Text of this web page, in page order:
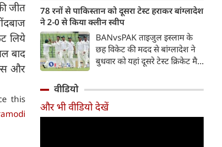
जीत
लिये
बाद
और
this
जिसमें युवा ऑलराउंडर माधव तिवारी
सबसे बड़े आकर्षण के रूप में
उभरकर सामने आए हैं। इंडियन
प्रीमियर लीग में दिल्ली कैपिटल्स का
हिस्सा रहे माधव तिवारी इस समय
मध्य प्रदेश के सबसे चर्चित युवा
78 रनों से पाकिस्तान को दूसरा टेस्ट हराकर बांग्लादेश
ने 2-0 से किया क्लीन स्वीप
BANvsPAK ताइजुल इस्लाम के
छह विकेट की मदद से बांग्लादेश ने
बुधवार को यहां दूसरे टेस्ट क्रिकेट मैच
का पीछा करते हुए 358 रन पर
आउट हो गई। बांग्लादेश ने पहला
वीडियो
और भी वीडियो देखें